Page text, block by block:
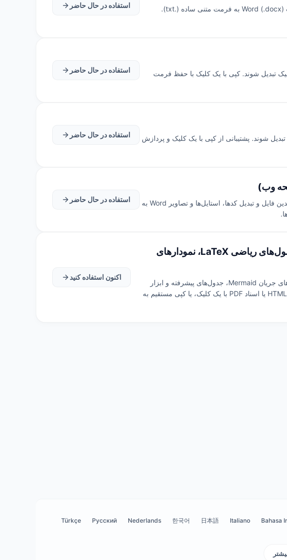
ابزار مبدل Word به TXT طراحی شده برای پردازش دسته‌ای. تبدیل سریع حجم زیادی از مستندات Word (.docx) به فرمت متنی ساده (.txt).
استفاده در حال حاضر
تبدیل شوند. کپی با یک کلیک با حفظ فرمت
استفاده در حال حاضر
متن حاوی آدرس‌های ایمیل را وارد کنید تا به‌طور خودکار شناسایی شده و به لینک‌های ایمیل mailto تبدیل شوند. پشتیبانی از کپی با یک کلیک و پردازش
استفاده در حال حاضر
تبدیل آنلاین مستندات Word (.docx) به فرمت صفحه وب HTML. پشتیبانی از پردازش دسته‌ای چندین فایل و تبدیل کدها، استایل‌ها و تصاویر Word به
استفاده در حال حاضر
🪶 ویرایشگر Markdown - ویرایشگر آنلاین Markdown (پشتیبانی از فرمول‌های ریاضی LaTeX، نمودارهای
یک ویرایشگر و خواننده قدرتمند آنلاین Markdown. پشتیبانی از فرمول‌های ریاضی LaTeX، نمودارهای جریان Mermaid، جدول‌های پیشرفته و ابزار
مدیریت یادداشت سریع مشابه یادداشت‌های macOS. خروجی به تصاویر JPG/PNG، صفحات وب HTML یا اسناد PDF با یک کلیک، یا کپی مستقیم به
اکنون استفاده کنید
Bahasa
Italiano
日本語
한국어
Nederlands
Русский
Türkçe